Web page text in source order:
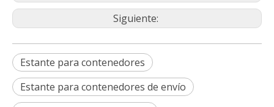
Siguiente:
Estante para contenedores
Estante para contenedores de envío